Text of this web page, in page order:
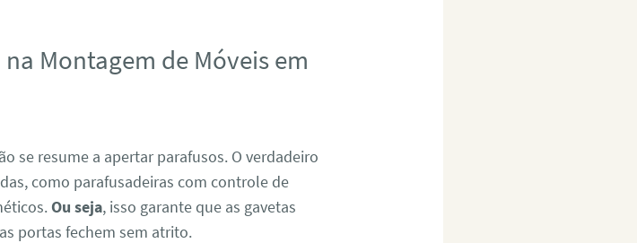
Montagem de Móveis em
se resume a apertar parafusos. O verdadeiro
como parafusadeiras com controle de
Ou seja, isso garante que as gavetas
portas fechem sem atrito.